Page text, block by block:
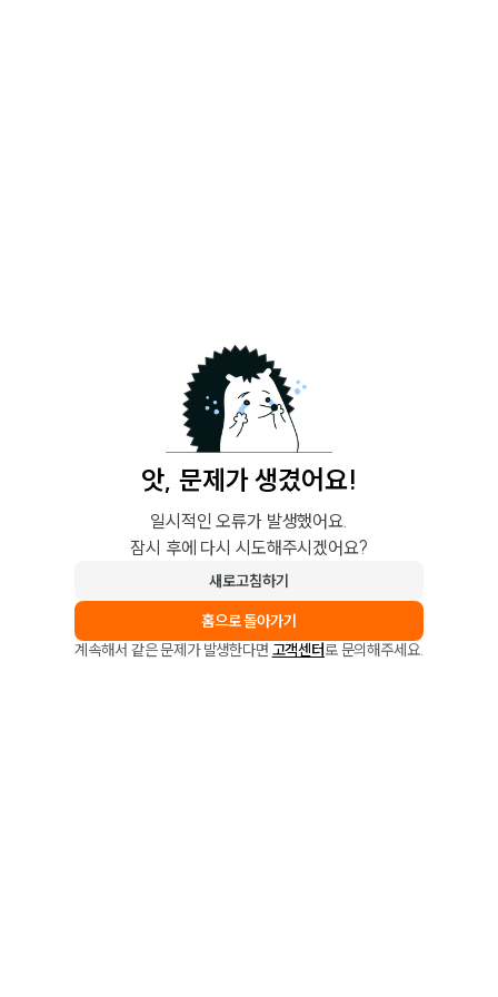
앗, 문제가 생겼어요!
일시적인 오류가 발생했어요.
잠시 후에 다시 시도해주시겠어요?
새로고침하기
홈으로 돌아가기
계속해서 같은 문제가 발생한다면 고객센터로 문의해주세요.